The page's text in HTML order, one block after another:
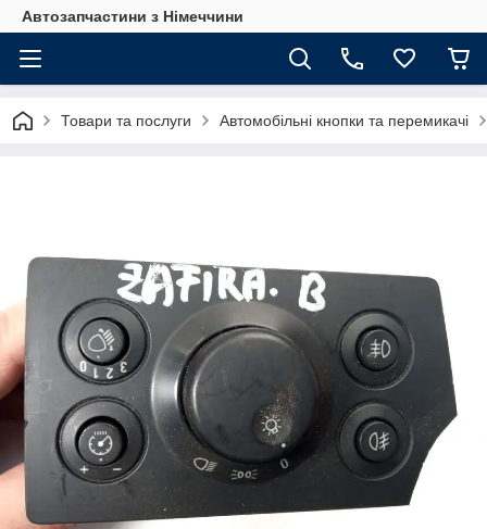
Автозапчастини з Німеччини
Товари та послуги Автомобільні кнопки та перемикачі